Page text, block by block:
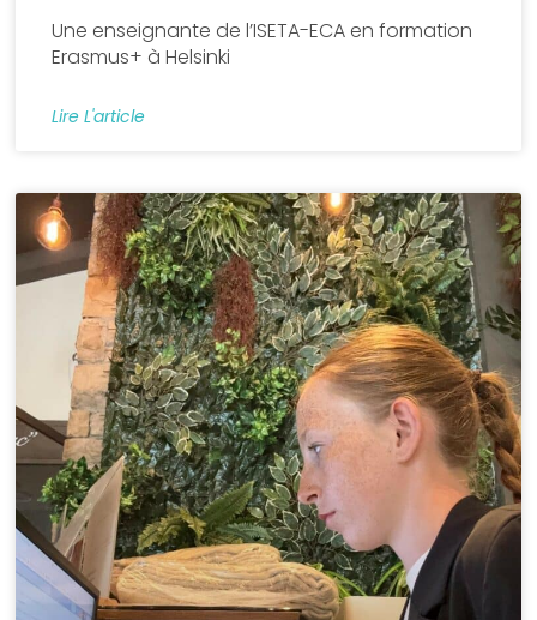
Une enseignante de l’ISETA-ECA en formation
Erasmus+ à Helsinki
Lire L'article